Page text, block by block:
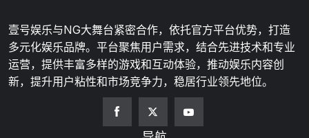
壹号娱乐与NG大舞台紧密合作，依托官方平台优势，打造
多元化娱乐品牌。平台聚焦用户需求，结合先进技术和专业
运营，提供丰富多样的游戏和互动体验，推动娱乐内容创
新，提升用户粘性和市场竞争力，稳居行业领先地位。